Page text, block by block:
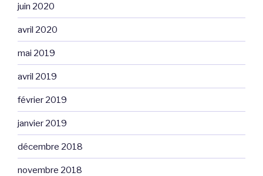
juin 2020
avril 2020
mai 2019
avril 2019
février 2019
janvier 2019
décembre 2018
novembre 2018